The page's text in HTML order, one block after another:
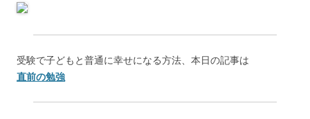
受験で子どもと普通に幸せになる方法、本日の記事は
直前の勉強